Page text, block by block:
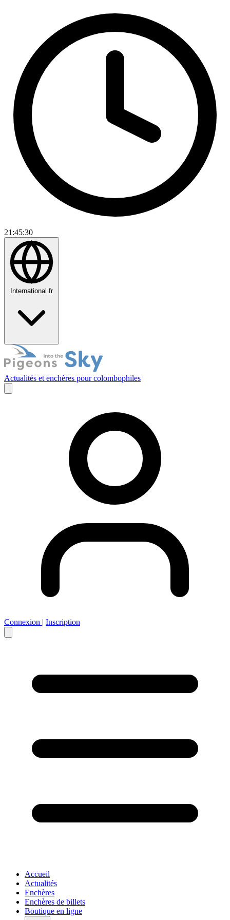
21:45:31
International fr
Actualités et enchères pour colombophiles
Connexion | Inscription
Accueil
Actualités
Enchères
Enchères de billets
Boutique en ligne